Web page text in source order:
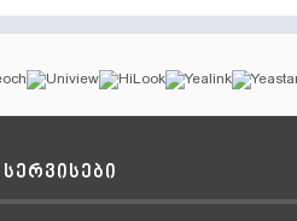
სერვისები